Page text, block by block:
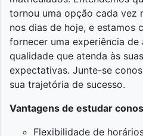
tornou uma opção cada vez
nos dias de hoje, e estamos
fornecer uma experiência
qualidade que atenda às
expectativas. Junte-se
sua trajetória de sucesso.
Vantagens de estudar
Flexibilidade de